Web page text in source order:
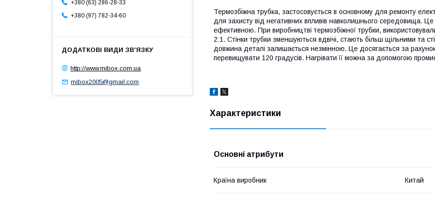
Термозбіжна трубка, застосовується в основному для ремонту
для захисту від негативних впливів навколишнього середовища.
ефективною. При виробництві термозбіжної трубки,
2:1. Стінки трубки зменшуються вдвічі, стають більш щільними та
довжина деталі залишається незмінною. Це досягається за
перевищувати 120 градусів. Нагрівати її можна за допомогою
Характеристики
Основні атрибути
Країна виробник Китай
+380 (63) 286-28-33
+380 (97) 782-34-60
http://www.mibox.com.ua
mibox2005@gmail.com